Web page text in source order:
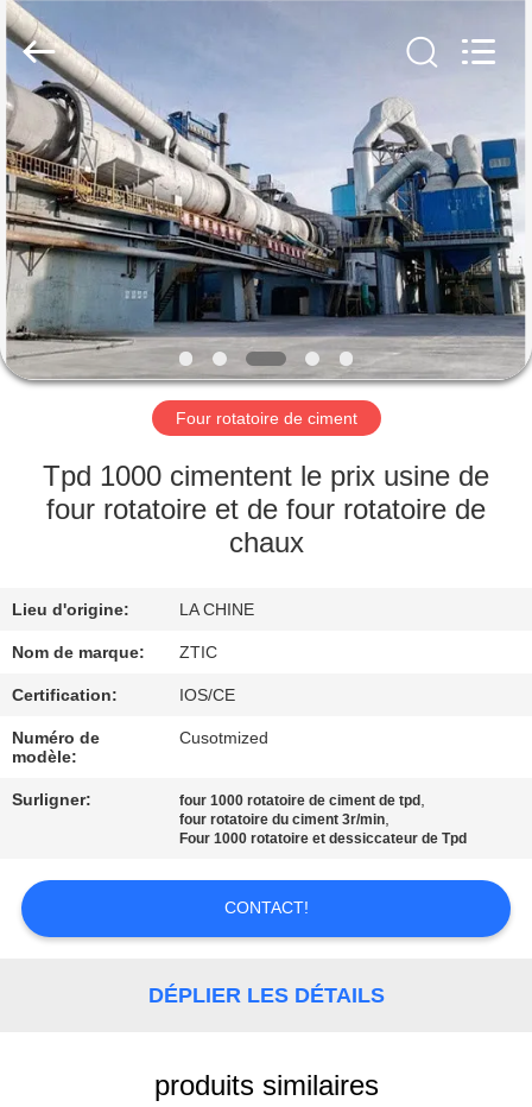
MAISON
PRODUITS
VR
SHOW
AU
DE
NOUS
D'USINE
CONTRÔLE
DE
QUALITÉ
CONTACTEZ-
NOUS
Luoyang
Zhongtai
Industries
CO.,LTD.
Rights
Reserved.
Four rotatoire de ciment
Tpd 1000 cimentent le prix usine de
four rotatoire et de four rotatoire de
chaux
Lieu d'origine: LA CHINE
Nom de marque: ZTIC
Certification: IOS/CE
Numéro de
modèle:
Cusotmized
Surligner: four 1000 rotatoire de ciment de tpd ,
four rotatoire du ciment 3r/min,
Four 1000 rotatoire et dessiccateur de Tpd
CONTACT!
DÉPLIER LES DÉTAILS
produits similaires